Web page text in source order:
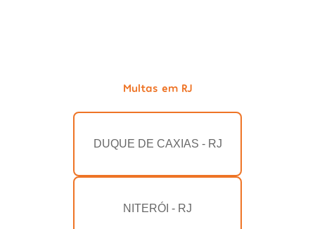
Multas em RJ
DUQUE DE CAXIAS - RJ
NITERÓI - RJ